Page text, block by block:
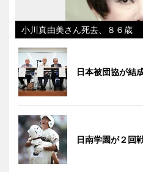
小川真由美さん死去、８６歳
日本被団協が結
日南学園が２回